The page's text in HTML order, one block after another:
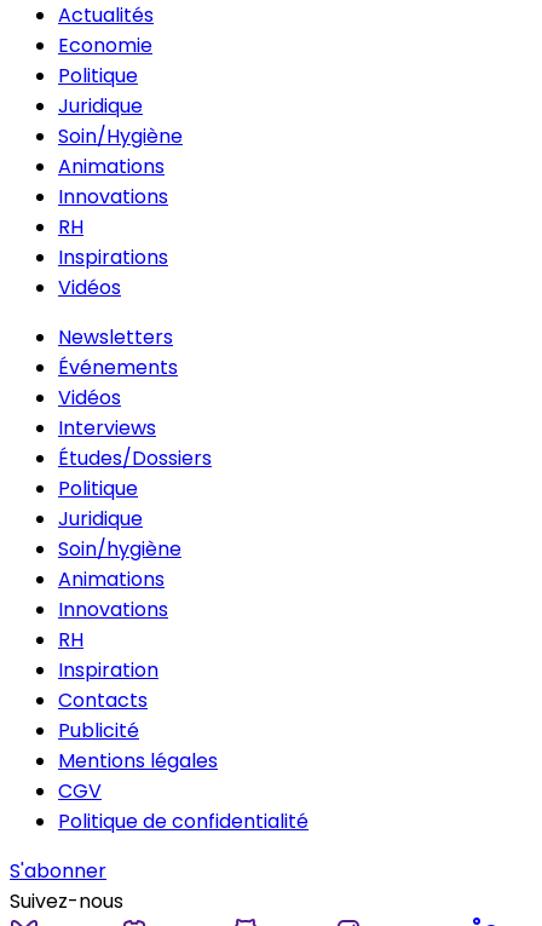
Actualités
Economie
Politique
Juridique
Soin/Hygiène
Animations
Innovations
RH
Inspirations
Vidéos
Newsletters
Événements
Vidéos
Interviews
Études/Dossiers
Politique
Juridique
Soin/hygiène
Animations
Innovations
RH
Inspiration
Contacts
Publicité
Mentions légales
CGV
Politique de confidentialité
S'abonner
Suivez-nous